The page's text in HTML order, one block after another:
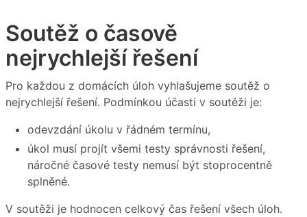
Soutěž o časově
nejrychlejší řešení
Pro každou z domácích úloh vyhlašujeme soutěž o
nejrychlejší řešení. Podmínkou účasti v soutěži je:
odevzdání úkolu v řádném termínu,
úkol musí projít všemi testy správnosti řešení,
náročné časové testy nemusí být stoprocentně
splněné.
V soutěži je hodnocen celkový čas řešení všech úloh.